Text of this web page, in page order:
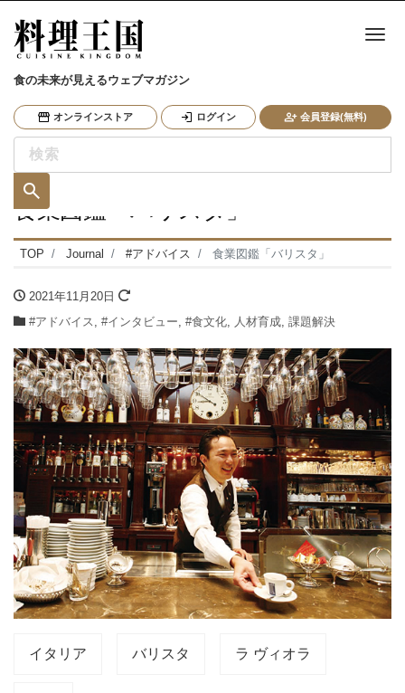
食の未来が見えるウェブマガジン
オンラインストア ログイン 会員登録(無料)
ナ
食業図鑑「バリスタ」
TOP Journal #アドバイス 食業図鑑「バリスタ」
2021年11月20日
#アドバイス, #インタビュー, #食文化, 人材育成, 課題解決
イタリア バリスタ ラ ヴィオラ